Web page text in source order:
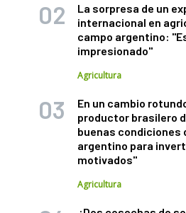
La sorpresa de un
internacional en
campo argentino:
impresionado"
Agricultura
En un cambio
productor brasilero
buenas condiciones
argentino para
motivados"
Agricultura